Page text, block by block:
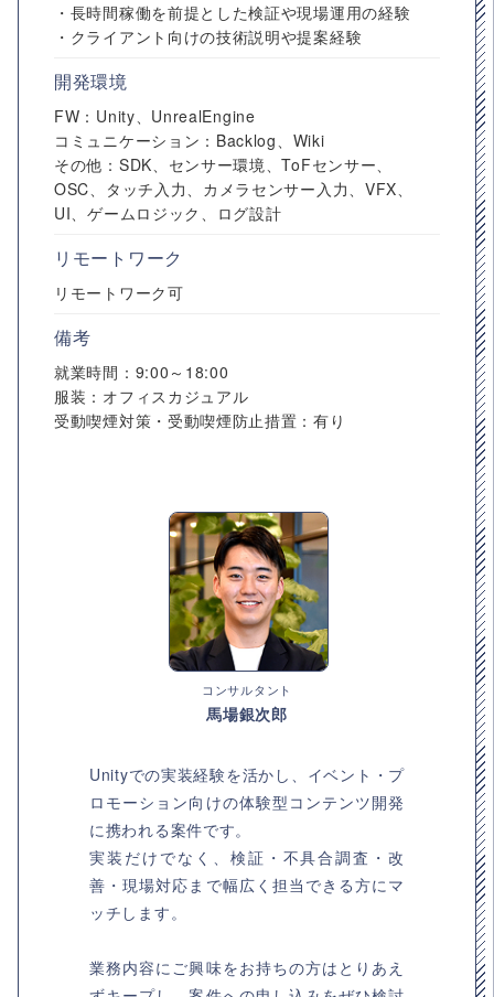
・長時間稼働を前提とした検証や現場運用の経験
・クライアント向けの技術説明や提案経験
開発環境
FW：Unity、UnrealEngine
コミュニケーション：Backlog、Wiki
その他：SDK、センサー環境、ToFセンサー、
OSC、タッチ入力、カメラセンサー入力、VFX、
UI、ゲームロジック、ログ設計
リモートワーク
リモートワーク可
備考
就業時間：9:00～18:00
服装：オフィスカジュアル
受動喫煙対策・受動喫煙防止措置：有り
コンサルタント
馬場銀次郎
Unityでの実装経験を活かし、イベント・プ
ロモーション向けの体験型コンテンツ開発
に携われる案件です。
実装だけでなく、検証・不具合調査・改
善・現場対応まで幅広く担当できる方にマ
ッチします。
業務内容にご興味をお持ちの方はとりあえ